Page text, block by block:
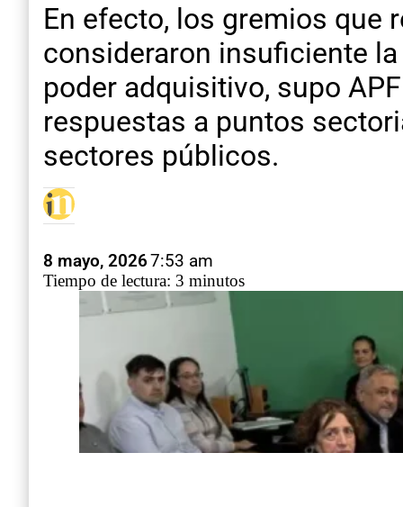
En efecto, los gremios que
consideraron insuficiente
poder adquisitivo, supo
respuestas a puntos
sectores públicos.
8 mayo, 20267:53 am
Tiempo de lectura: 3 minutos